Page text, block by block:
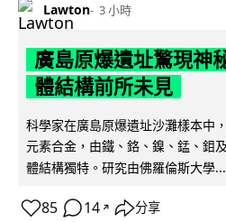
Lawton 3 小時
廣島原爆遺址驚現神
體結構前所未見
科學家在廣島原爆遺址沙灘樣本中
元素合金，由鐵、鉻、鎳、錳、鉬
體結構獨特。研究由佛羅倫斯大學...
85 14 ↗ 分享